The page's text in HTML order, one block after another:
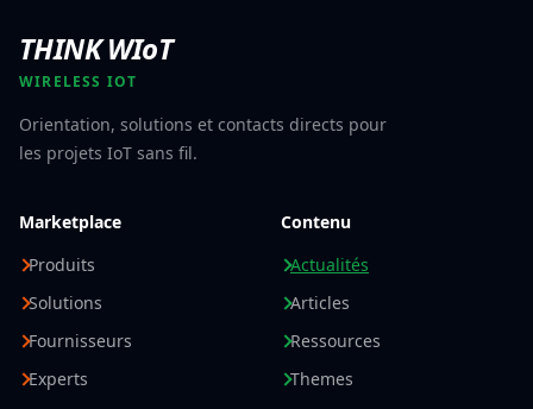
THINK WIoT
WIRELESS IOT
Orientation, solutions et contacts directs pour
les projets IoT sans fil.
Marketplace
Produits
Solutions
Fournisseurs
Experts
Contenu
Actualités
Articles
Ressources
Themes